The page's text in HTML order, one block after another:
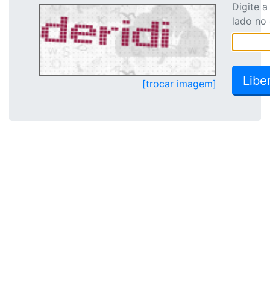
[trocar imagem]
Digite
lado no